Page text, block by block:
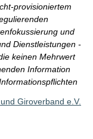
provisioniertem
und
Dienstleistungen -
keinen Mehrwert
Information
Giroverband e.V.